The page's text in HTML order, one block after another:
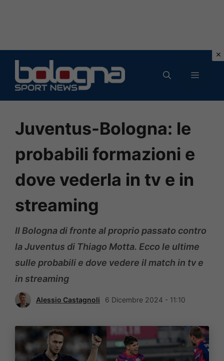
contenuto
MENU
Juventus-Bologna: le
probabili formazioni e
dove vederla in tv e in
streaming
Il Bologna di fronte al proprio passato contro
la Juventus di Thiago Motta. Ecco le ultime
sulle probabili e dove vedere il match in tv e
in streaming
Alessio Castagnoli 6 Dicembre 2024 - 11:10